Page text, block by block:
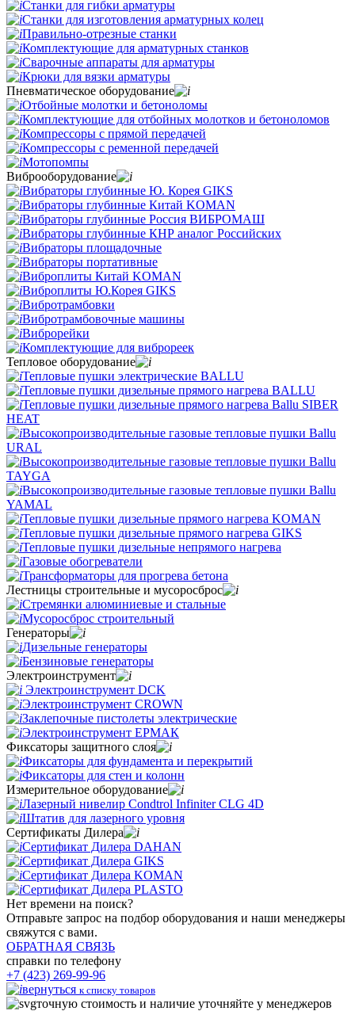
Станки для гибки арматуры
Станки для изготовления арматурных колец
Правильно-отрезные станки
Комплектующие для арматурных станков
Сварочные аппараты для арматуры
Крюки для вязки арматуры
Пневматическое оборудование
Отбойные молотки и бетоноломы
Комплектующие для отбойных молотков и бетоноломов
Компрессоры с прямой передачей
Компрессоры с ременной передачей
Мотопомпы
Виброоборудование
Вибраторы глубинные Ю. Корея GIKS
Вибраторы глубинные Китай KOMAN
Вибраторы глубинные Россия ВИБРОМАШ
Вибраторы глубинные КНР аналог Российских
Вибраторы площадочные
Вибраторы портативные
Виброплиты Китай KOMAN
Виброплиты Ю.Корея GIKS
Вибротрамбовки
Вибротрамбовочные машины
Виброрейки
Комплектующие для виброреек
Тепловое оборудование
Тепловые пушки электрические BALLU
Тепловые пушки дизельные прямого нагрева BALLU
Тепловые пушки дизельные прямого нагрева Ballu SIBER
HEAT
Высокопроизводительные газовые тепловые пушки Ballu
URAL
Высокопроизводительные газовые тепловые пушки Ballu
TAYGA
Высокопроизводительные газовые тепловые пушки Ballu
YAMAL
Тепловые пушки дизельные прямого нагрева KOMAN
Тепловые пушки дизельные прямого нагрева GIKS
Тепловые пушки дизельные непрямого нагрева
Газовые обогреватели
Трансформаторы для прогрева бетона
Лестницы строительные и мусоросброс
Стремянки алюминиевые и стальные
Мусоросброс строительный
Генераторы
Дизельные генераторы
Бензиновые генераторы
Электроинструмент
Электроинструмент DCK
Электроинструмент CROWN
Заклепочные пистолеты электрические
Электроинструмент ЕРМАК
Фиксаторы защитного слоя
Фиксаторы для фундамента и перекрытий
Фиксаторы для стен и колонн
Измерительное оборудование
Лазерный нивелир Condtrol Infiniter CLG 4D
Штатив для лазерного уровня
Сертификаты Дилера
Сертификат Дилера DAHAN
Сертификат Дилера GIKS
Сертификат Дилера KOMAN
Сертификат Дилера PLASTO
Нет времени на поиск?
Отправьте запрос на подбор оборудования и наши менеджеры
свяжутся с вами.
ОБРАТНАЯ СВЯЗЬ
справки по телефону
+7 (423) 269-99-96
вернуться к списку товаров
точную стоимость и наличие уточняйте у менеджеров